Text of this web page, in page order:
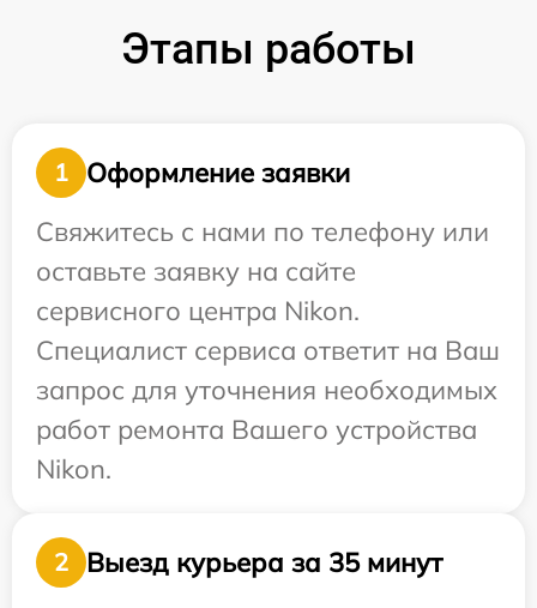
Этапы работы
1
Оформление заявки
Свяжитесь с нами по телефону или
оставьте заявку на сайте
сервисного центра Nikon.
Специалист сервиса ответит на Ваш
запрос для уточнения необходимых
работ ремонта Вашего устройства
Nikon.
2
Выезд курьера за 35 минут